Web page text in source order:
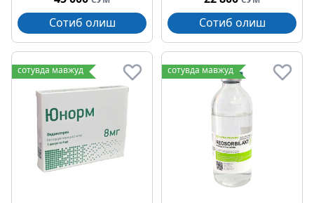
Сотиб олиш Сотиб олиш
сотувда мавжуд сотувда мавжуд